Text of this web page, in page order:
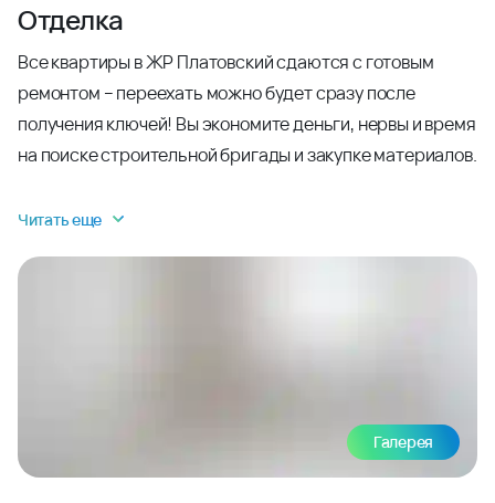
Отделка
Все квартиры в ЖР Платовский сдаются с готовым
ремонтом – переехать можно будет сразу после
получения ключей! Вы экономите деньги, нервы и время
на поиске строительной бригады и закупке материалов.
Читать еще
Галерея